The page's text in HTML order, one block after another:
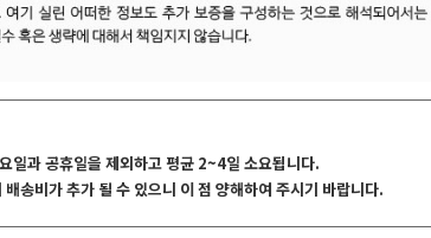
일과 공휴일을 제외하고 평균 2~4일 소요됩니다.
송비가 추가 될 수 있으니 이 점 양해하여 주시기 바랍니다.